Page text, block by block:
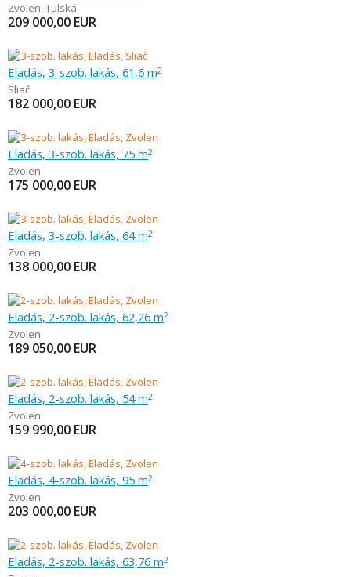
Zvolen,Tulská
209 000,00 EUR
Eladás, 3-szob. lakás, 61,6 m2
Sliač
182 000,00 EUR
Eladás, 3-szob. lakás, 75 m2
Zvolen
175 000,00 EUR
Eladás, 3-szob. lakás, 64 m2
Zvolen
138 000,00 EUR
Eladás, 2-szob. lakás, 62,26 m2
Zvolen
189 050,00 EUR
Eladás, 2-szob. lakás, 54 m2
Zvolen
159 990,00 EUR
Eladás, 4-szob. lakás, 95 m2
Zvolen
203 000,00 EUR
Eladás, 2-szob. lakás, 63,76 m2